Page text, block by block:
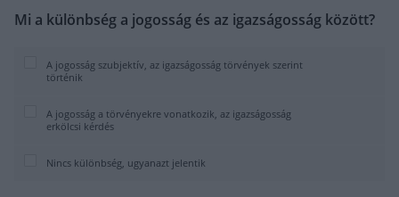
Mi a különbség a jogosság és az igazságosság között?
A jogosság szubjektív, az igazságosság törvények szerint
történik
A jogosság a törvényekre vonatkozik, az igazságosság
erkölcsi kérdés
Nincs különbség, ugyanazt jelentik